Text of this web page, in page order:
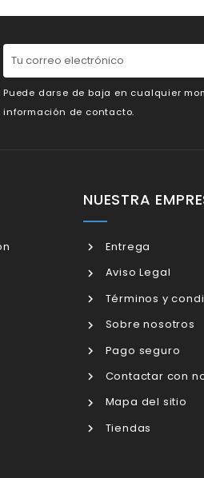
Puede darse de baja en cualquier
información de contacto.
NUESTRA
Entrega
Aviso Legal
Términos y
Sobre nosotros
Pago seguro
Contactar con
Mapa del sitio
Tiendas